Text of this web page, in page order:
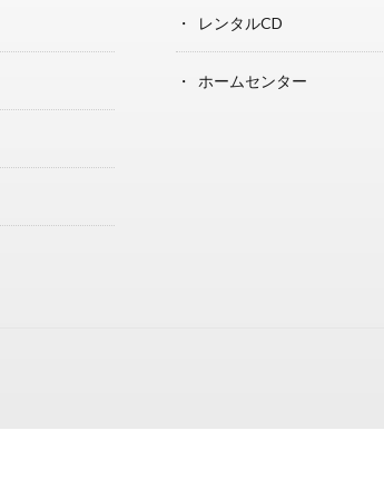
レンタルCD
ホームセンター